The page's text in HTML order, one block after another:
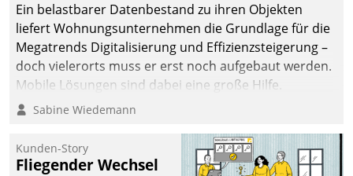
Ein belastbarer Datenbestand zu ihren Objekten
liefert Wohnungsunternehmen die Grundlage für die
Megatrends Digitalisierung und Effizienzsteigerung –
doch vielerorts muss er erst noch aufgebaut werden.
Mobile Lösungen sind dabei eine große Hilfe.
Sabine Wiedemann
Kunden-Story
Fliegender Wechsel